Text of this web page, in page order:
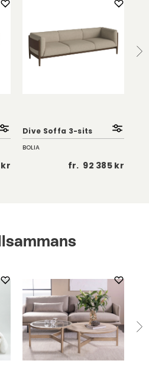
kr
Dive Soffa 3-sits
BOLIA
fr. 92 385 kr